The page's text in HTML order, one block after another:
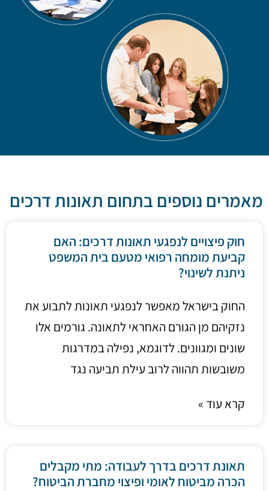
מאמרים נוספים בתחום תאונות דרכים
חוק פיצויים לנפגעי תאונות דרכים: האם
קביעת מומחה רפואי מטעם בית המשפט
ניתנת לשינוי?
החוק בישראל מאפשר לנפגעי תאונות לתבוע את
נזקיהם מן הגורם האחראי לתאונה. גורמים אלו
שונים ומגוונים. לדוגמא, נפילה במדרגות
משובשות תהווה לרוב עילת תביעה נגד
קרא עוד »
תאונת דרכים בדרך לעבודה: מתי מקבלים
הכרה מביטוח לאומי ופיצוי מחברת הביטוח?